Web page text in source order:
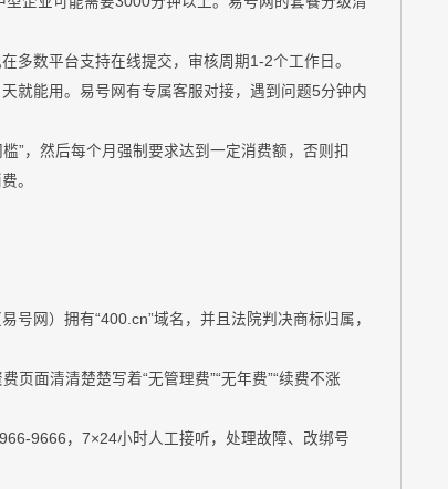
多数平台支持在线提交，审核周期1-2个工作日。
就能用。易号网有专属客服对接，遇到问题5分钟内
”，然后每个月强制要求达到一定消费额，否则扣
。
网）拥有“400.cn”域名，并且法院判决商标归属，
面清清楚楚写着“无管理费”“无年费”“续费不涨
9666，7×24小时人工接听，处理故障、改绑号